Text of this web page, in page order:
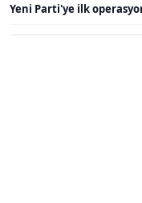
Yeni Parti'ye ilk